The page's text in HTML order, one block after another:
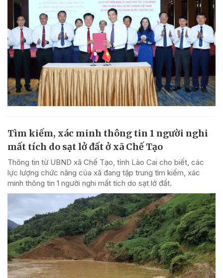
Tìm kiếm, xác minh thông tin 1 người nghi
mất tích do sạt lở đất ở xã Chế Tạo
Thông tin từ UBND xã Chế Tạo, tỉnh Lào Cai cho biết, các
lực lượng chức năng của xã đang tập trung tìm kiếm, xác
minh thông tin 1 người nghi mất tích do sạt lở đất.